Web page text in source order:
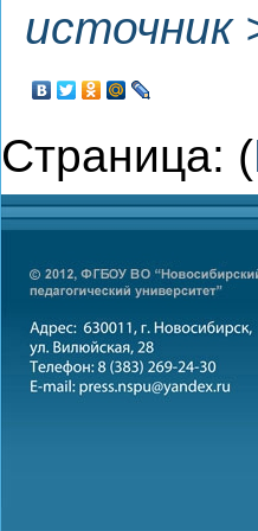
источник
Страница: (